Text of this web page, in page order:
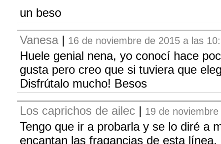
un beso
Vanesa | 16 de noviembre de 2015 a las
Huele genial nena, yo conocí hace
gusta pero creo que si tuviera que
Disfrútalo mucho! Besos
Los caprichos de ailec | 19 de
Tengo que ir a probarla y se lo diré a
encantan las fragancias de esta línea.